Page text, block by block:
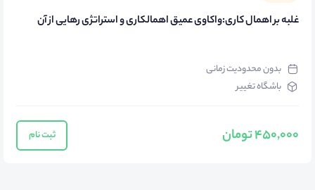
غلبه بر اهمال کاری:واکاوی عمیق اهمالکاری و استراتژی رهایی از آن
بدون محدودیت زمانی
باشگاه تغییر
450,000 تومان ثبت نام